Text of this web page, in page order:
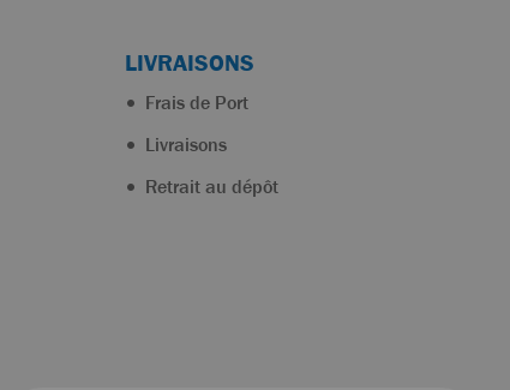
LIVRAISONS
Frais de Port
Livraisons
Retrait au dépôt